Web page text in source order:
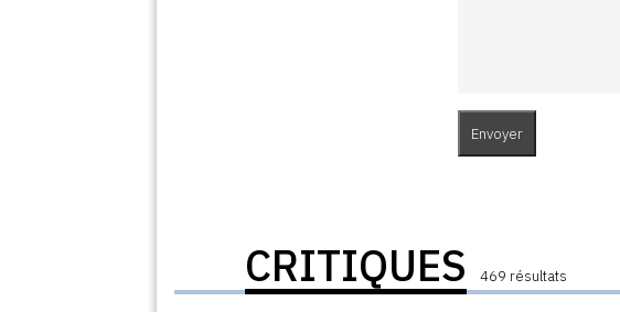
CRITIQUES 469 résultats